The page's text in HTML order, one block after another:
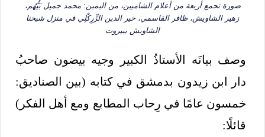
صورة تجمع أربعة من أعلام الشاميين، من اليمين: محمد جميل بَيُّهُم،
زهير الشاويش، ظافر القاسمي، خير الدين الزِّرِكْلِي في منزل شيخنا
الشاويش ببيروت
وصف بيانَه الأستاذُ الكبير وجيه بيضون صاحبُ
دار ابن زيدون بدمشق في كتابه (بين الصناديق:
خمسون عامًا في رِحاب المطابع ومع أهل الفكر)
قائلًا: